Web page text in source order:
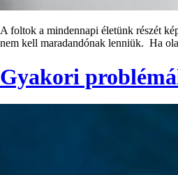
A foltok a mindennapi életünk részét
nem kell maradandónak lenniük. Ha
Gyakori